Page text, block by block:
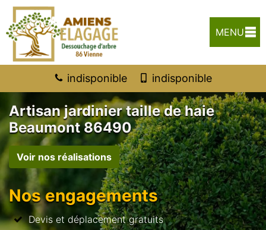
MENU
indisponible indisponible
Artisan jardinier taille de haie
Beaumont 86490
Voir nos réalisations
Nos engagements
Devis et déplacement gratuits